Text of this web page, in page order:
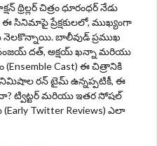
థ్రిల్లర్ చిత్రం ధూరంధర్ నేడు
ఈ సినిమాపై ప్రేక్షకులలో, ముఖ్యంగా
నెలకొన్నాయి. బాలీవుడ్ ప్రముఖ
దత్, అక్షయ్ ఖన్నా మరియు
Cast) ఈ చిత్రానికి
నిమిషాల రన్ టైమ్ ఉన్నప్పటికీ, ఈ
ట్విట్టర్ మరియు ఇతర సోషల్
Twitter Reviews) ఎలా